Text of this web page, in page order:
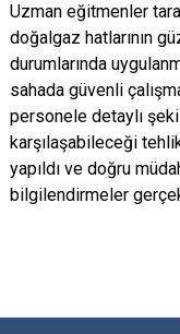
Uzman eğitmenler
doğalgaz hatlarının
durumlarında
sahada güvenli
personele detaylı
karşılaşabileceği
yapıldı ve doğru
bilgilendirmeler